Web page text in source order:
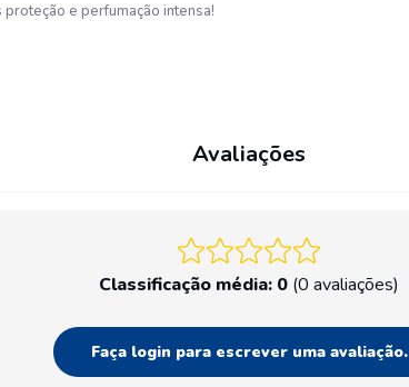
e perfumação intensa!
Avaliações
Classificação média: 0 (0 avaliações)
Faça login para escrever uma avaliação.